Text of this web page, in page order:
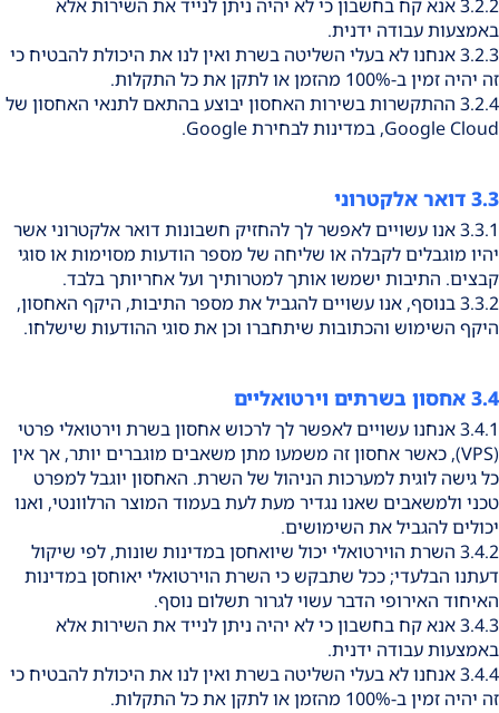
3.2.2 אנא קח בחשבון כי לא יהיה ניתן לנייד את השירות אלא
באמצעות עבודה ידנית.
3.2.3 אנחנו לא בעלי השליטה בשרת ואין לנו את היכולת להבטיח כי
זה יהיה זמין ב-100% מהזמן או לתקן את כל התקלות.
3.2.4 ההתקשרות בשירות האחסון יבוצע בהתאם לתנאי האחסון של
Google Cloud, במדינות לבחירת Google.
3.3 דואר אלקטרוני
3.3.1 אנו עשויים לאפשר לך להחזיק חשבונות דואר אלקטרוני אשר
יהיו מוגבלים לקבלה או שליחה של מספר הודעות מסוימות או סוגי
קבצים. התיבות ישמשו אותך למטרותיך ועל אחריותך בלבד.
3.3.2 בנוסף, אנו עשויים להגביל את מספר התיבות, היקף האחסון,
היקף השימוש והכתובות שיתחברו וכן את סוגי ההודעות שישלחו.
3.4 אחסון בשרתים וירטואליים
3.4.1 אנחנו עשויים לאפשר לך לרכוש אחסון בשרת וירטואלי פרטי
(VPS), כאשר אחסון זה משמעו מתן משאבים מוגברים יותר, אך אין
כל גישה לוגית למערכות הניהול של השרת. האחסון יוגבל למפרט
טכני ולמשאבים שאנו נגדיר מעת לעת בעמוד המוצר הרלוונטי, ואנו
יכולים להגביל את השימושים.
3.4.2 השרת הוירטואלי יכול שיואחסן במדינות שונות, לפי שיקול
דעתנו הבלעדי; ככל שתבקש כי השרת הוירטואלי יאוחסן במדינות
האיחוד האירופי הדבר עשוי לגרור תשלום נוסף.
3.4.3 אנא קח בחשבון כי לא יהיה ניתן לנייד את השירות אלא
באמצעות עבודה ידנית.
3.4.4 אנחנו לא בעלי השליטה בשרת ואין לנו את היכולת להבטיח כי
זה יהיה זמין ב-100% מהזמן או לתקן את כל התקלות.